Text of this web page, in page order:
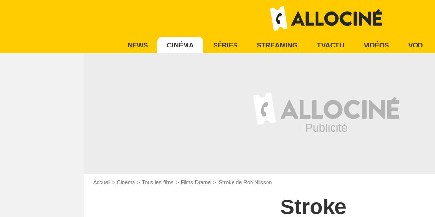
NEWS CINÉMA SÉRIES STREAMING TVACTU VIDÉOS VOD
Accueil Cinéma Tous les films Films Drame Stroke de Rob Nilsson
Stroke